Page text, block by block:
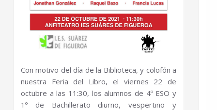
Con motivo del día de la Biblioteca, y colofón a
nuestra Feria del Libro, el viernes 22 de
octubre a las 11:30, los alumnos de 4º ESO y
1º de Bachillerato diurno, vespertino y